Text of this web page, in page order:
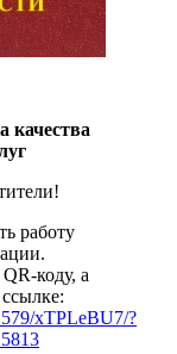
качества
работу
коду, а
xTPLeBU7/?